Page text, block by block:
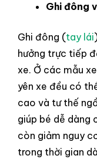
Ghi đông
Ghi đông (tay lái
hưởng trực tiếp
xe. Ở các mẫu
yên xe đều có
cao và tư thế
giúp bé dễ dàng
còn giảm nguy
trong thời gian